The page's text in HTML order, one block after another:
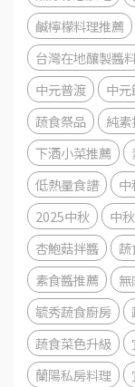
鹹檸檬料理推薦
台灣在地釀製醬
中元普渡
中
蔬食祭品
純
下酒小菜推薦
低熱量食譜
2025中秋
中
杏鮑菇拌醬
蔬
素食醬推薦
毓秀蔬食廚房
蔬食菜色升級
蘭陽私房料理